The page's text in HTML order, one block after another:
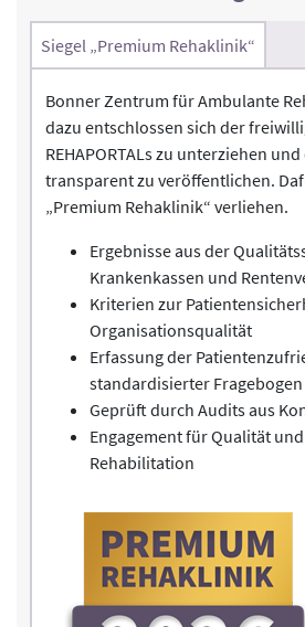
Siegel „Premium Rehaklinik“
Bonner Zentrum für Ambulante
dazu entschlossen sich der
REHAPORTALs zu unterziehen
transparent zu veröffentlichen.
„Premium Rehaklinik“ verliehen.
Ergebnisse aus der
Krankenkassen und
Kriterien zur
Organisationsqualität
Erfassung der
standardisierter Fragebogen
Geprüft durch Audits aus
Engagement für Qualität
Rehabilitation